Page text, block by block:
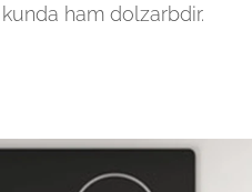
ham dolzarbdir.